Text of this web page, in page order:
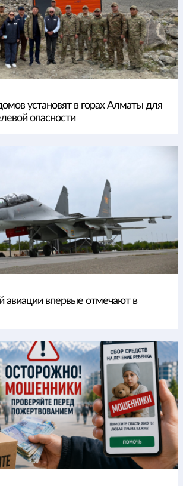
установят в горах Алматы для
опасности
авиации впервые отмечают в